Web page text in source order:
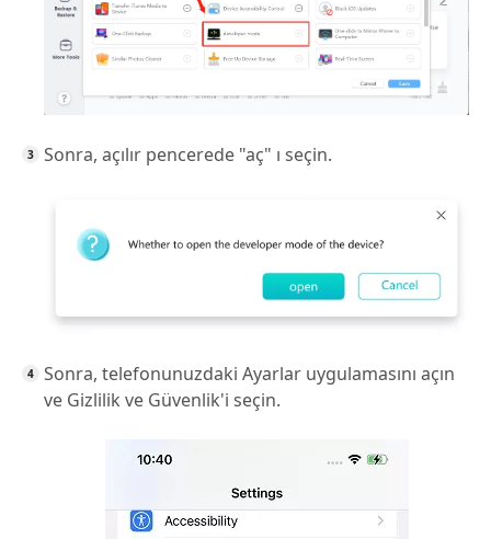
Sonra, açılır pencerede "aç" ı seçin.
Sonra, telefonunuzdaki Ayarlar uygulamasını açın
ve Gizlilik ve Güvenlik'i seçin.